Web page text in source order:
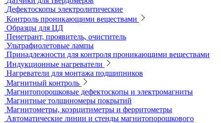
Ультразвуковые твердомеры
Динамические твердомеры
Стационарные твердомеры
Комбинированные твердомеры
Комплектующие к твердомерам
Меры твердости
Микротвердомеры
Нанотвердомеры
Портативные твердомеры
Твердомеры резины и пластмасс (дюрометры)
Универсальные твердомеры
Переносные твердомеры
Датчики для твердомеров
Дефектоскопы электролитические